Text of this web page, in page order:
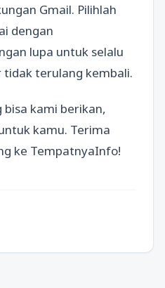
Gmail. Pilihlah
dengan
lupa untuk selalu
terulang kembali.
bisa kami berikan,
kamu. Terima
ke TempatnyaInfo!